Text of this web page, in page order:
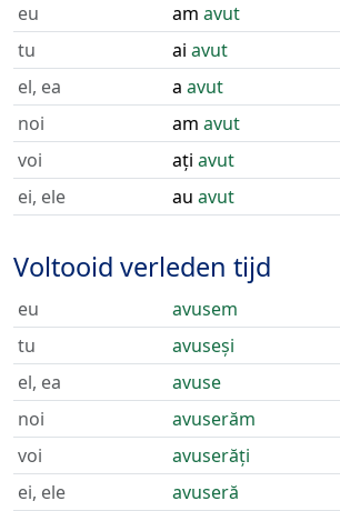
eu am avut
tu
ai avut
el, ea
a avut
noi
am avut
voi
ați avut
ei, ele
au avut
Voltooid verleden tijd
eu
avusem
tu
avuseși
el, ea
avuse
noi
avuserăm
voi
avuserăți
ei, ele
avuseră